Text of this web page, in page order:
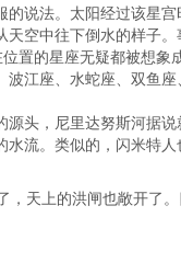
说法。太阳经过该星
空中往下倒水的样子
置的星座无疑都被想象
江座、水蛇座、双鱼
头，尼里达努斯河据
流。类似的，闪米特
天上的洪闸也敞开了。